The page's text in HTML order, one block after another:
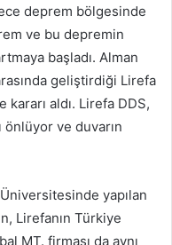
deprem bölgesinde
ve bu depremin
başladı. Alman
geliştirdiği Lirefa
kararı aldı. Lirefa DDS,
önlüyor ve duvarın
yapılan
Lirefanın Türkiye
MT. firması da aynı